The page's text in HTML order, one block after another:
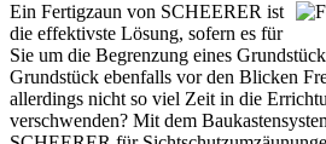
Ein Fertigzaun von SCHEERER ist
die effektivste Lösung, sofern es für
Sie um die Begrenzung eines
Grundstück ebenfalls vor den Blicken
allerdings nicht so viel Zeit in die
verschwenden? Mit dem